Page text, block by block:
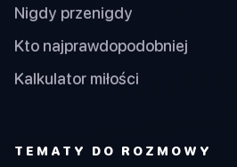
Nigdy przenigdy
Kto najprawdopodobniej
Kalkulator miłości
TEMATY DO ROZMOWY